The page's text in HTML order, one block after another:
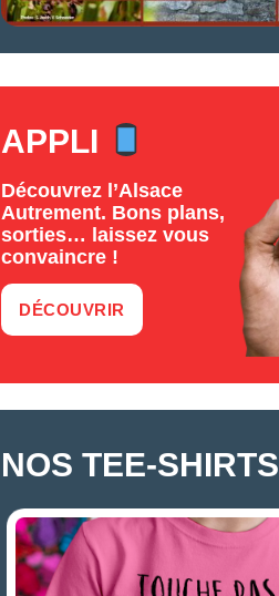
APPLI
Découvrez l’Alsace
Autrement. Bons plans,
sorties… laissez vous
convaincre !
DÉCOUVRIR
NOS TEE-SHIRTS